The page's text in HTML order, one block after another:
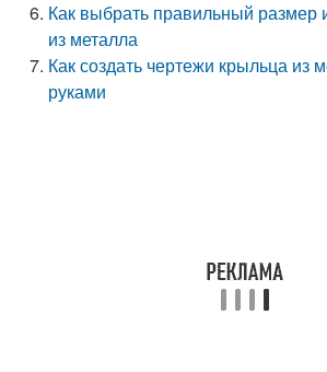
Как выбрать правильный
из металла
Как создать чертежи крыльца из
руками